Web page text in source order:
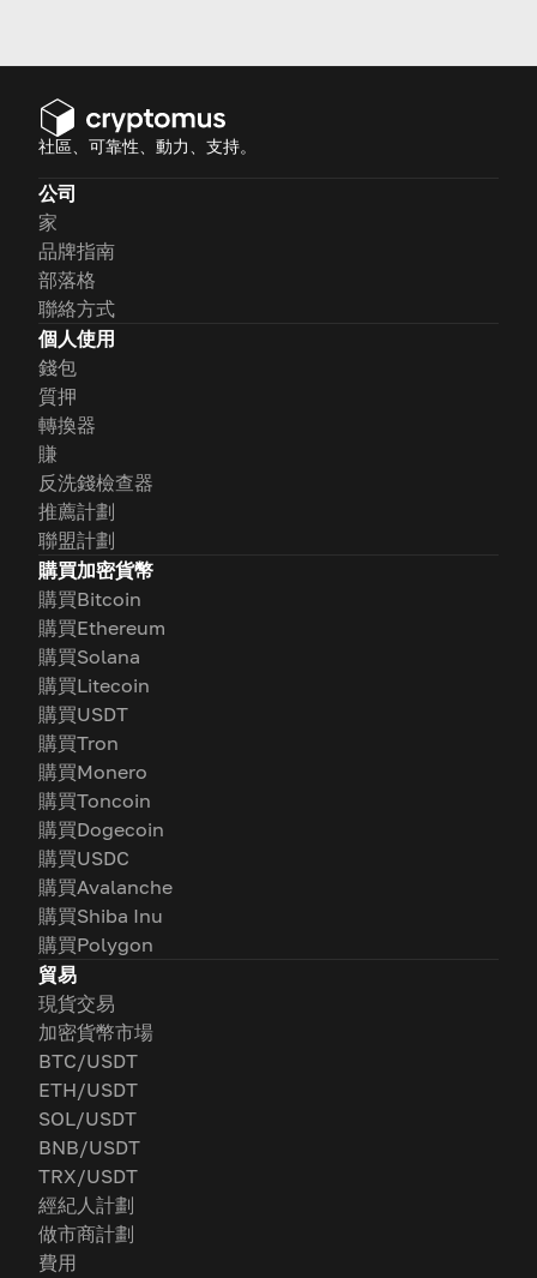
社區、可靠性、動力、支持。
公司
家
品牌指南
部落格
聯絡方式
個人使用
錢包
質押
轉換器
賺
反洗錢檢查器
推薦計劃
聯盟計劃
購買加密貨幣
購買Bitcoin
購買Ethereum
購買Solana
購買Litecoin
購買USDT
購買Tron
購買Monero
購買Toncoin
購買Dogecoin
購買USDC
購買Avalanche
購買Shiba Inu
購買Polygon
貿易
現貨交易
加密貨幣市場
BTC/USDT
ETH/USDT
SOL/USDT
BNB/USDT
TRX/USDT
經紀人計劃
做市商計劃
費用